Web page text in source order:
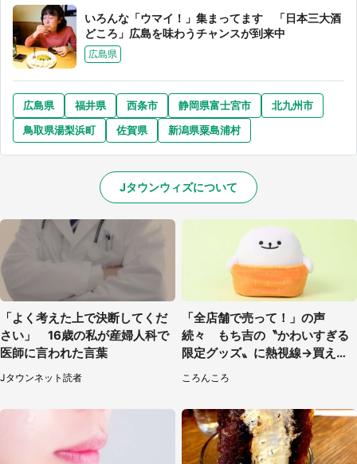
いろんな「ウマイ！」集まってます 「日本三大酒
どころ」広島を味わうチャンスが到来中
広島県
広島県 福井県 西条市 静岡県富士宮市
北九州市
鳥取県湯梨浜町
佐賀県 新潟県粟島浦村
Jタウンウィズについて
「よく考えた上で決断してくだ
さい」 16歳の私が産婦人科で
医師に言われた言葉
Jタウンネット読者
「全店舗で売って！」の声
続々 もち吉の〝かわいすぎる
限定グッズ〟に熱視線→買える
のは地元だけ？本社に聞く
ころんころ